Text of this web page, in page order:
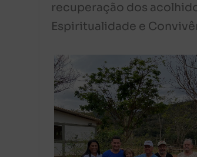
recuperação dos
Espiritualidade e